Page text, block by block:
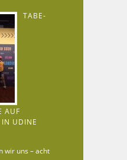
TABE-
AUF
IN UDINE
wir uns – acht